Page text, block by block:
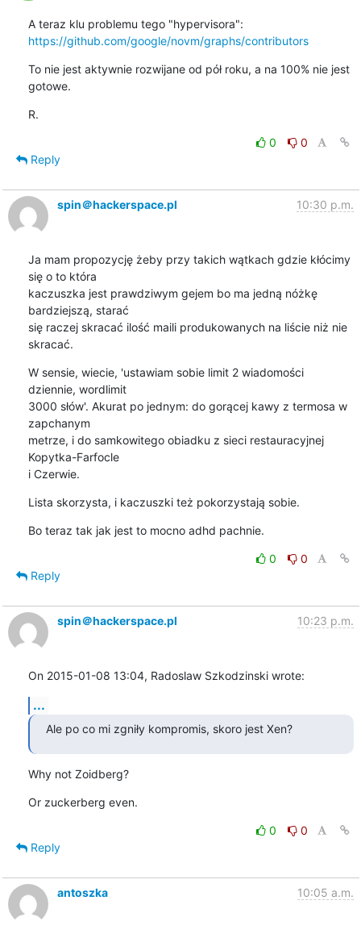
https://github.com/google/novm/graphs/contributors
To nie jest aktywnie rozwijane od pół roku, a na 100% nie jest
gotowe.
R.
0
0
Reply
spin＠hackerspace.pl 10:30 p.m.
Ja mam propozycję żeby przy takich wątkach gdzie kłócimy
się o to która
kaczuszka jest prawdziwym gejem bo ma jedną nóżkę
bardziejszą, starać
się raczej skracać ilość maili produkowanych na liście niż nie
skracać.
W sensie, wiecie, 'ustawiam sobie limit 2 wiadomości
dziennie, wordlimit
3000 słów'. Akurat po jednym: do gorącej kawy z termosa w
zapchanym
metrze, i do samkowitego obiadku z sieci restauracyjnej
Kopytka-Farfocle
i Czerwie.
Lista skorzysta, i kaczuszki też pokorzystają sobie.
Bo teraz tak jak jest to mocno adhd pachnie.
0
0
Reply
spin＠hackerspace.pl 10:23 p.m.
On 2015-01-08 13:04, Radoslaw Szkodzinski wrote:
...
Ale po co mi zgniły kompromis, skoro jest Xen?
Why not Zoidberg?
Or zuckerberg even.
0
0
Reply
antoszka 10:05 a.m.